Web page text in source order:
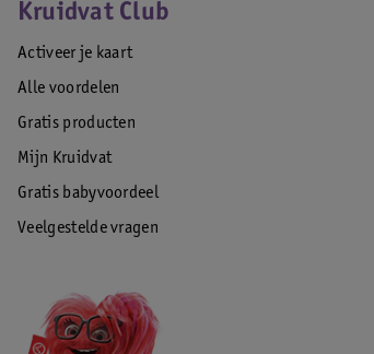
Kruidvat Club
Activeer je kaart
Alle voordelen
Gratis producten
Mijn Kruidvat
Gratis babyvoordeel
Veelgestelde vragen